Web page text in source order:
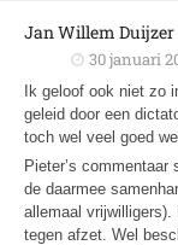
Jan Willem Duijzer
30 januari
Ik geloof ook niet zo
geleid door een
toch wel veel goed
Pieter’s
de daarmee
allemaal
tegen afzet. Wel